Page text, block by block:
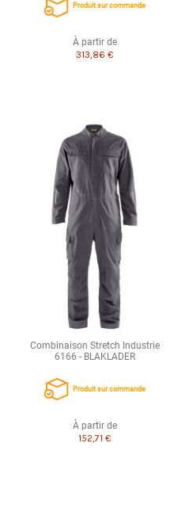
Produit sur commande
À partir de
313,86 €
Combinaison Stretch Industrie
6166 - BLAKLADER
Produit sur commande
À partir de
152,71 €